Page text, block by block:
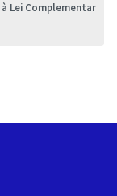
Lei Complementar